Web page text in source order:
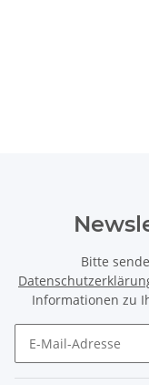
Bitte
Informationen zu